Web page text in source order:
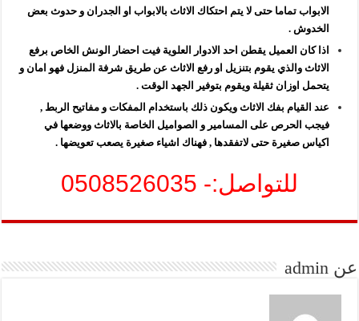
الابواب تماما حتى لا يتم احتكاك الاثاث بالابواب او الجدران و حدوث بعض
الخدوش .
اذا كان العميل يقطن احد الادوار العلوية فيت احضار الونش الخاص برفع
الاثاث والذي يقوم بتنزيل او رفع الاثاث عن طريق شرفة المنزل فهو امان و
يتحمل اوزان ثقيلة ويقوم بتوفير الجهد الوقت .
عند القيام بفك الاثاث ويكون ذلك باستخدام المفكات و مفاتيح الربط ,
فيجب الحرص على المسامير و الصواميل الخاصة بالاثاث ووضعها في
اكياس صغيرة حتى لاتفقدها , فهناك اشياء صغيرة يصعب تعويضها .
للتواصل:- 0508526035
عن admin